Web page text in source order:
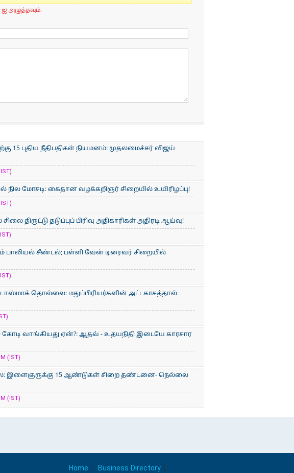
அழுத்தவும்.
15 புதிய நீதிபதிகள் நியமனம்: முதலமைச்சர் விஜய்
நில மோசடி: கைதான வழக்கறிஞர் சிறையில் உயிரிழப்பு!
திருட்டு தடுப்புப் பிரிவு அதிகாரிகள் அதிரடி ஆய்வு!
பாலியல் சீண்டல்; பள்ளி வேன் டிரைவர் சிறையில்
டாஸ்மாக் தொல்லை: மதுப்பிரியர்களின் அட்டகாசத்தால்
கோடி வாங்கியது ஏன்?: ஆதவ் - உதயநிதி இடையே காரசார
(IST)
இளைஞருக்கு 15 ஆண்டுகள் சிறை தண்டனை- நெல்லை
(IST)
Home Business Directory